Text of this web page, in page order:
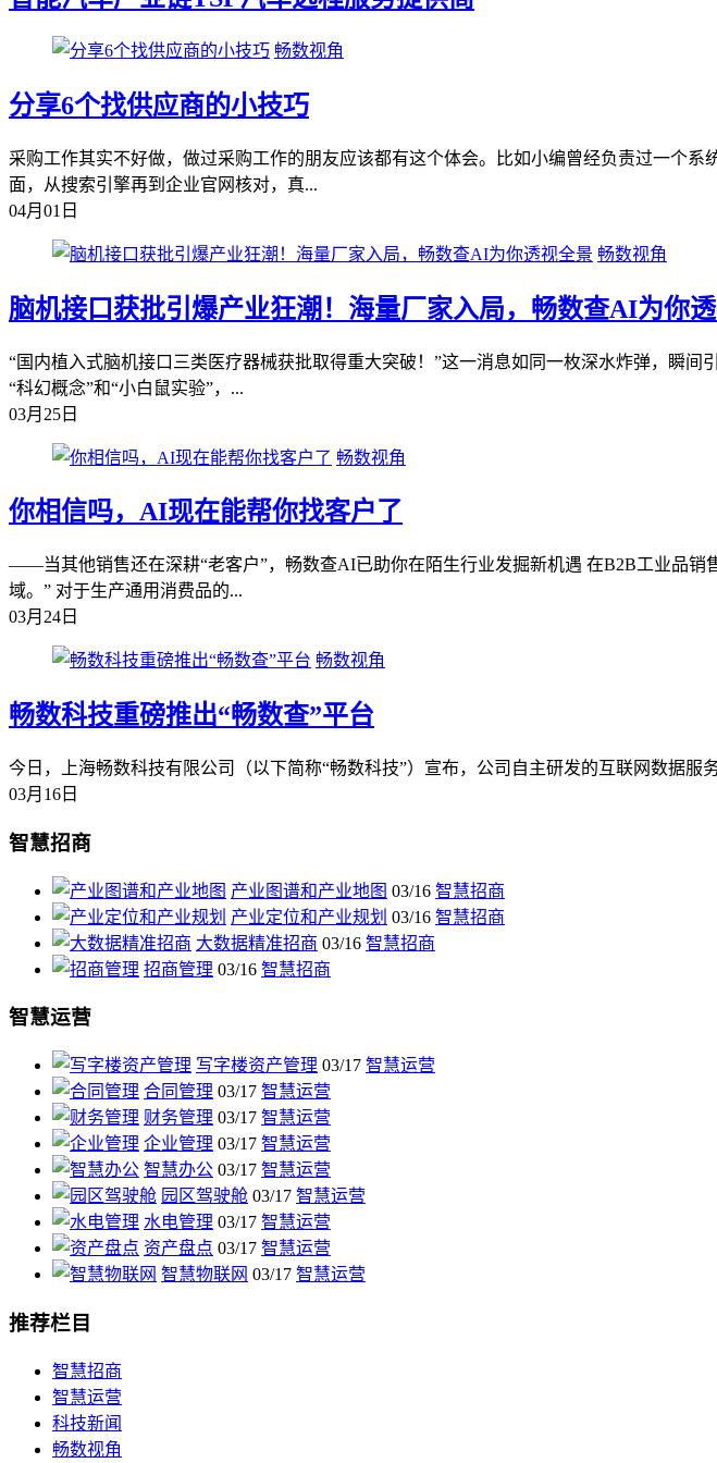
畅数视角
分享6个找供应商的小技巧
采购工作其实不好做，做过采购工作的朋友应该都有这个体会。比如小编曾经负责过一个
面，从搜索引擎再到企业官网核对，真...
04月01日
畅数视角
脑机接口获批引爆产业狂潮！海量厂家入局，畅数查AI为你
“国内植入式脑机接口三类医疗器械获批取得重大突破！”这一消息如同一枚深水炸弹，瞬
“科幻概念”和“小白鼠实验”，...
03月25日
畅数视角
你相信吗，AI现在能帮你找客户了
——当其他销售还在深耕“老客户”，畅数查AI已助你在陌生行业发掘新机遇 在B2B工业品
域。” 对于生产通用消费品的...
03月24日
畅数视角
畅数科技重磅推出“畅数查”平台
今日，上海畅数科技有限公司（以下简称“畅数科技”）宣布，公司自主研发的互联网数据服
03月16日
智慧招商
产业图谱和产业地图 03/16 智慧招商
产业定位和产业规划 03/16 智慧招商
大数据精准招商 03/16 智慧招商
招商管理 03/16 智慧招商
智慧运营
写字楼资产管理 03/17 智慧运营
合同管理 03/17 智慧运营
财务管理 03/17 智慧运营
企业管理 03/17 智慧运营
智慧办公 03/17 智慧运营
园区驾驶舱 03/17 智慧运营
水电管理 03/17 智慧运营
资产盘点 03/17 智慧运营
智慧物联网 03/17 智慧运营
推荐栏目
智慧招商
智慧运营
科技新闻
畅数视角